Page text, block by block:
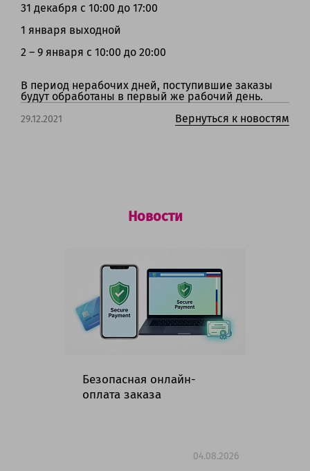
31 декабря с 10:00 до 17:00
1 января выходной
2 – 9 января с 10:00 до 20:00
В период нерабочих дней, поступившие заказы
будут обработаны в первый же рабочий день.
29.12.2021 Вернуться к новостям
Новости
Безопасная онлайн-
оплата заказа
04.08.2026